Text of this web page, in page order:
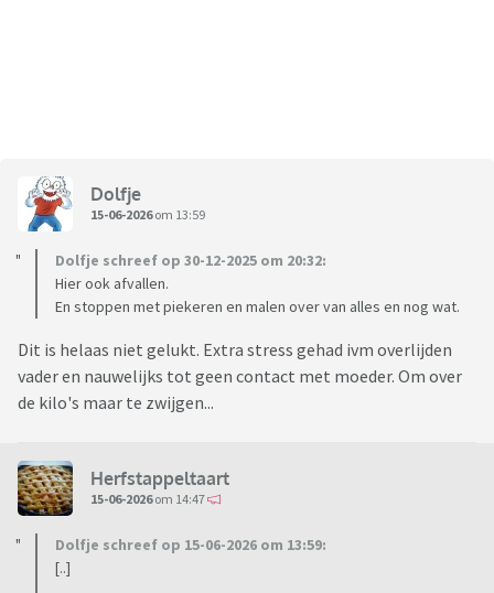
Dolfje
15-06-2026om 13:59
Dolfje schreef op 30-12-2025 om 20:32:
Hier ook afvallen.
En stoppen met piekeren en malen over van alles en nog wat.
Dit is helaas niet gelukt. Extra stress gehad ivm overlijden
vader en nauwelijks tot geen contact met moeder. Om over
de kilo's maar te zwijgen...
Herfstappeltaart
15-06-2026om 14:47
Dolfje schreef op 15-06-2026 om 13:59:
[..]